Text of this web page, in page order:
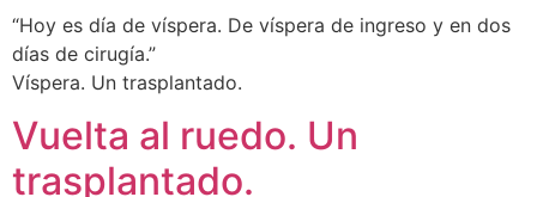
“Hoy es día de víspera. De víspera de ingreso y en dos
días de cirugía.”
Víspera. Un trasplantado.
Vuelta al ruedo. Un
trasplantado.